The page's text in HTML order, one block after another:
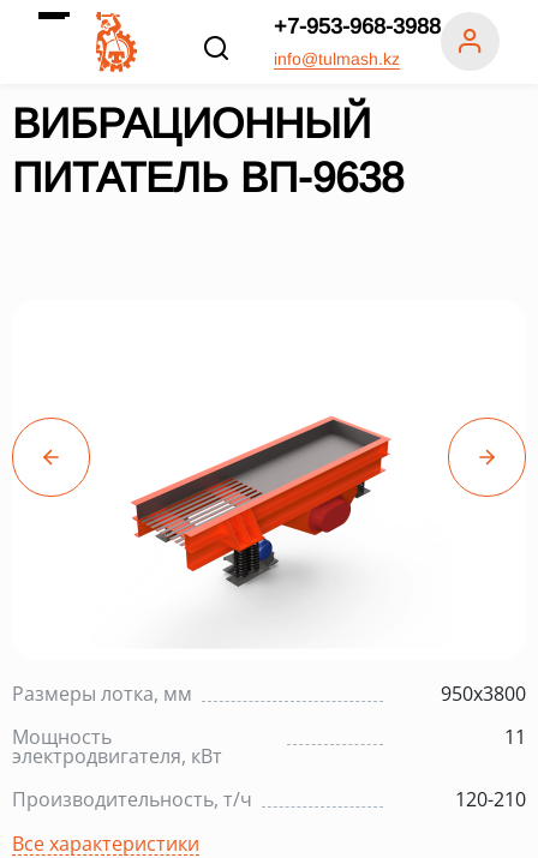
+7-953-968-3988
info@tulmash.kz
ВИБРАЦИОННЫЙ
ПИТАТЕЛЬ ВП-9638
Размеры лотка, мм
950х3800
Мощность
электродвигателя, кВт
11
Производительность, т/ч
120-210
Все характеристики